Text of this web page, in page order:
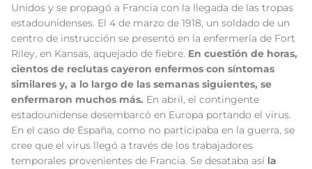
Unidos y se propagó a Francia con la llegada de las tropas
estadounidenses. El 4 de marzo de 1918, un soldado de un
centro de instrucción se presentó en la enfermería de Fort
Riley, en Kansas, aquejado de fiebre. En cuestión de horas,
cientos de reclutas cayeron enfermos con síntomas
similares y, a lo largo de las semanas siguientes, se
enfermaron muchos más. En abril, el contingente
estadounidense desembarcó en Europa portando el virus.
En el caso de España, como no participaba en la guerra, se
cree que el virus llegó a través de los trabajadores
temporales provenientes de Francia. Se desataba así la